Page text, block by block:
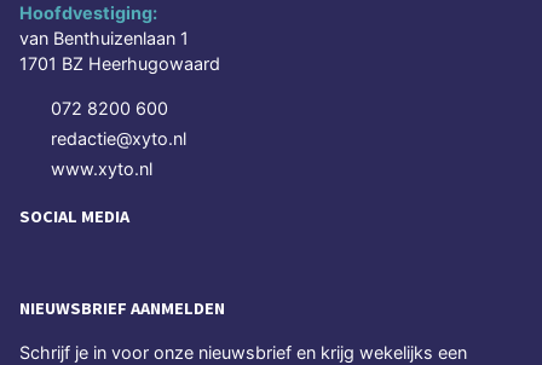
Hoofdvestiging:
van Benthuizenlaan 1
1701 BZ Heerhugowaard
072 8200 600
redactie@xyto.nl
www.xyto.nl
SOCIAL MEDIA
NIEUWSBRIEF AANMELDEN
Schrijf je in voor onze nieuwsbrief en krijg wekelijks een